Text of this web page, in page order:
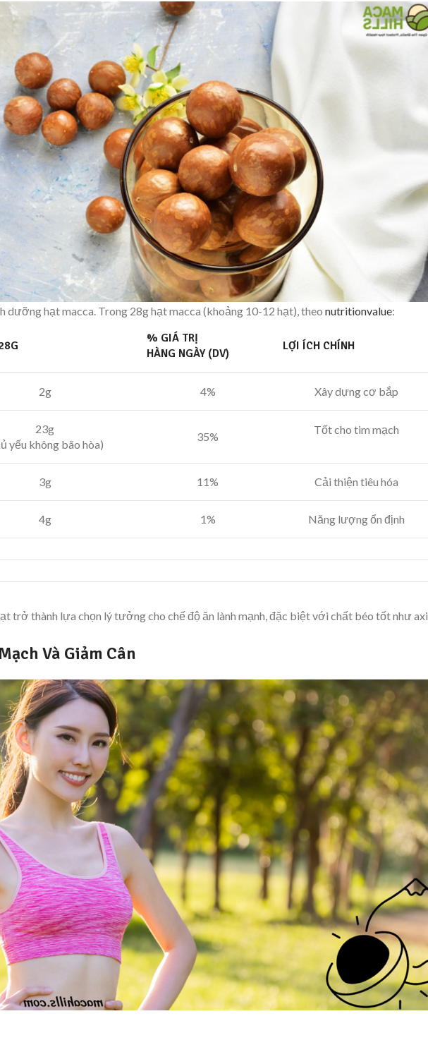
dưỡng hạt macca. Trong 28g hạt macca (khoảng 10-12 hạt), theo nutritionvalue:
% GIÁ TRỊ
HÀNG NGÀY (DV)
LỢI ÍCH CHÍNH
2g 4% Xây dựng cơ bắp
23g
yếu không bão hòa)
35%
Tốt cho tim mạch
3g 11% Cải thiện tiêu hóa
4g 1% Năng lượng ổn định
trở thành lựa chọn lý tưởng cho chế độ ăn lành mạnh, đặc biệt với chất béo tốt như
Và Giảm Cân